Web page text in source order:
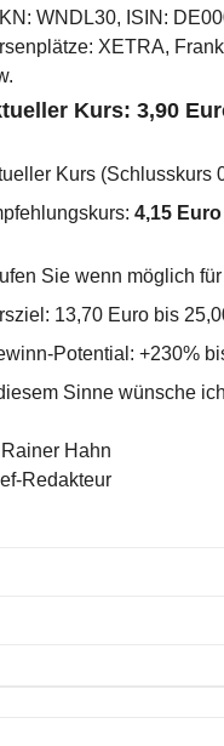
WNDL30, ISIN:
XETRA,
Kurs: 3,90
Kurs (Schlusskurs
4,15 Euro
Sie wenn möglich
13,70 Euro bis
Potential: +230%
Sinne wünsche
Rainer Hahn
Redakteur